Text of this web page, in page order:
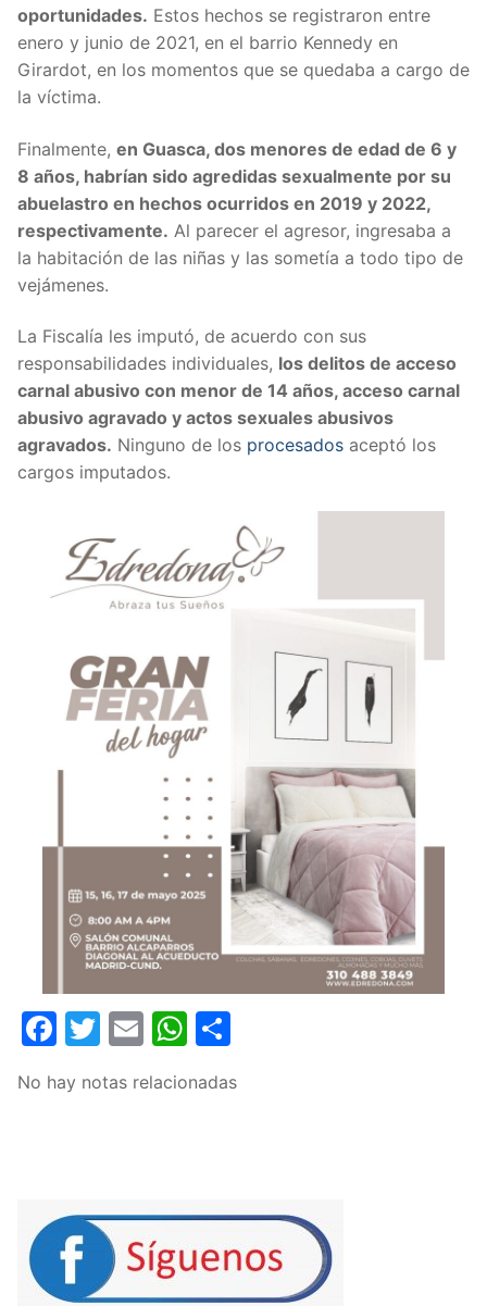
oportunidades. Estos hechos se registraron entre
enero y junio de 2021, en el barrio Kennedy en
Girardot, en los momentos que se quedaba a cargo de
la víctima.
Finalmente, en Guasca, dos menores de edad de 6 y
8 años, habrían sido agredidas sexualmente por su
abuelastro en hechos ocurridos en 2019 y 2022,
respectivamente. Al parecer el agresor, ingresaba a
la habitación de las niñas y las sometía a todo tipo de
vejámenes.
La Fiscalía les imputó, de acuerdo con sus
responsabilidades individuales, los delitos de acceso
carnal abusivo con menor de 14 años, acceso carnal
abusivo agravado y actos sexuales abusivos
agravados. Ninguno de los procesados aceptó los
cargos imputados.
Facebook
Twitter
EmailWhatsApp
No hay notas relacionadas